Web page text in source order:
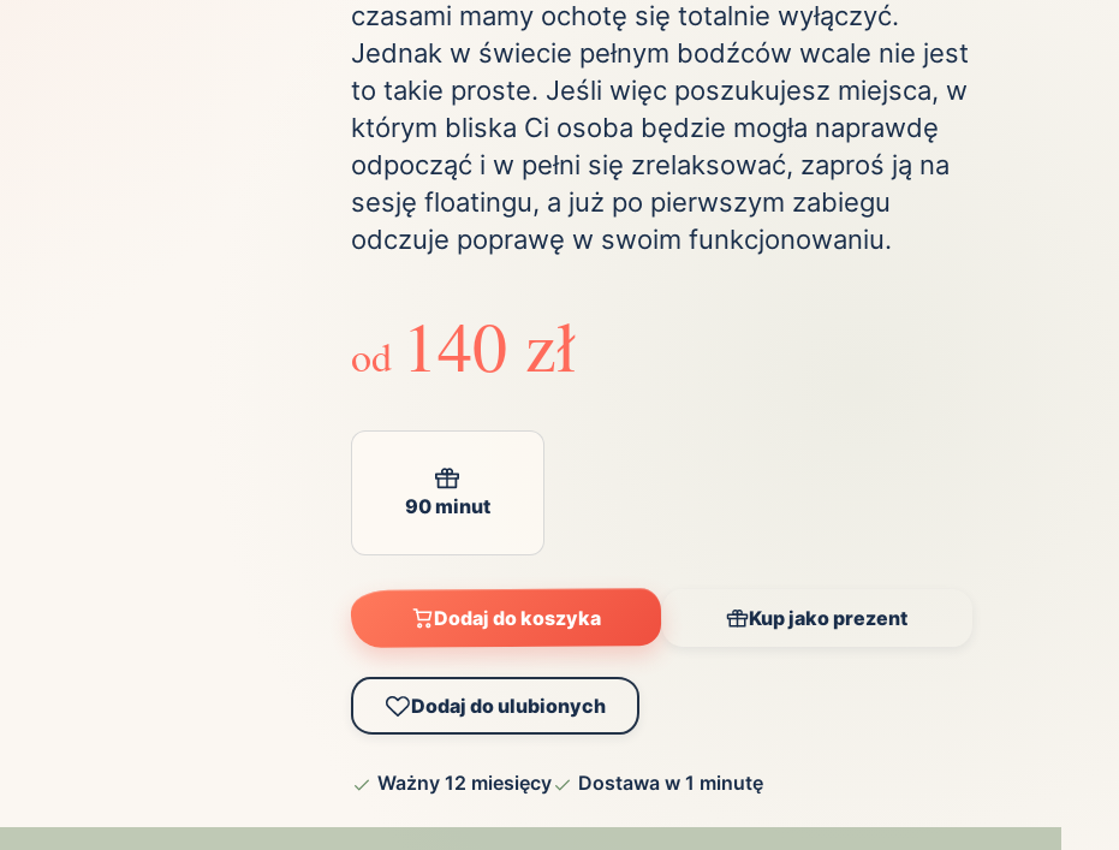
Bydgoszcz
Ciechocinek
Gorzów
Wielkopolski
Kraków
czasami mamy ochotę się totalnie wyłączyć.
Jednak w świecie pełnym bodźców wcale nie jest
to takie proste. Jeśli więc poszukujesz miejsca, w
którym bliska Ci osoba będzie mogła naprawdę
odpocząć i w pełni się zrelaksować, zaproś ją na
sesję floatingu, a już po pierwszym zabiegu
odczuje poprawę w swoim funkcjonowaniu.
od 140 zł
90 minut
Dodaj do koszyka Kup jako prezent
Dodaj do ulubionych
Ważny 12 miesięcy Dostawa w 1 minutę